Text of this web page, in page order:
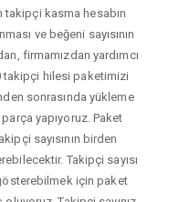
kasma hesabın
ve beğeni sayısının
firmamızdan yardımcı
takipçi hilesi paketimizi
sonrasında yükleme
yapıyoruz. Paket
sayısının birden
Takipçi sayısı
için paket